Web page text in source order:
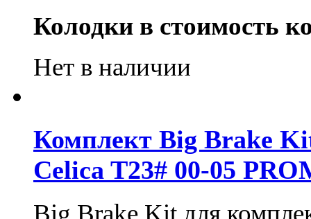
Колодки в стоимость
Нет в наличии
Комплект Big Brake
Celica T23# 00-05
Big Brake Kit для